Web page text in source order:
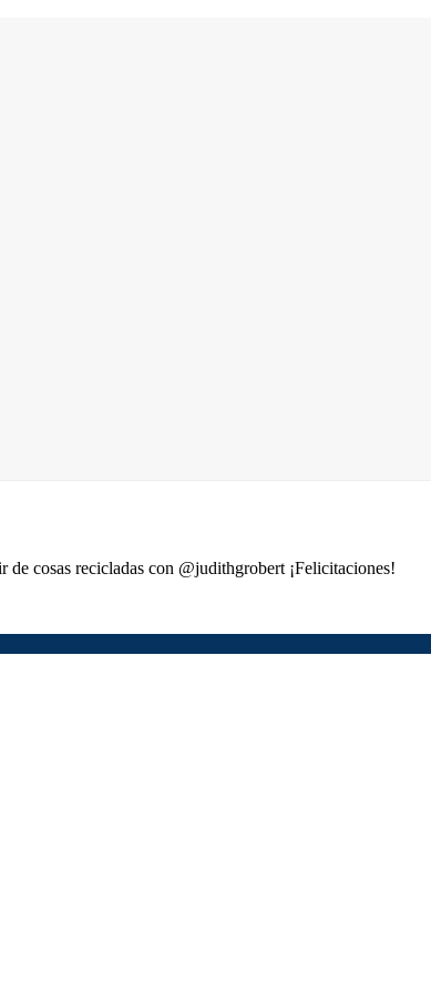
de cosas recicladas con @judithgrobert ¡Felicitaciones!